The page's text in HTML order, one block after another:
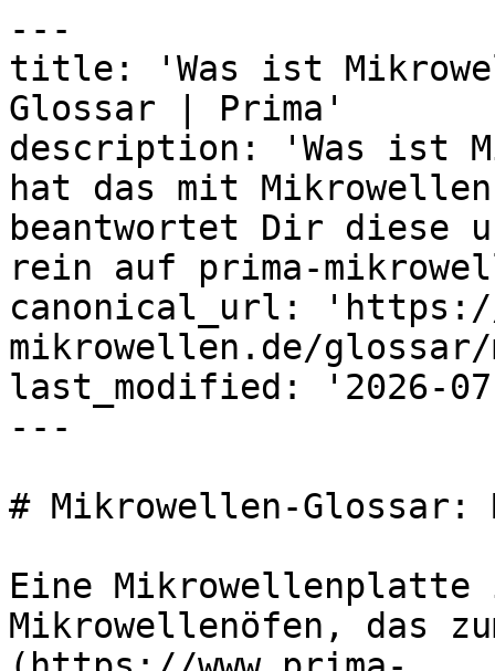
---
title: 'Was ist
Glossar | Prima'
description: 'Was ist
hat das mit
beantwortet Dir diese
rein auf prima-
canonical_url: 'https://
mikrowellen.de/
last_modified: '2026-
---
# Mikrowellen-Glossar:
Eine
Mikrowellenöfen, das